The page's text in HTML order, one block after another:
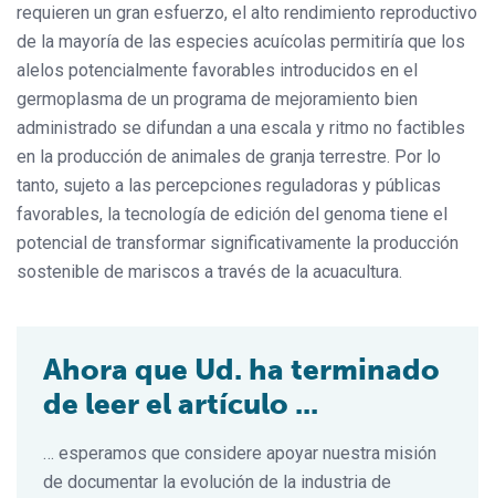
requieren un gran esfuerzo, el alto rendimiento reproductivo
de la mayoría de las especies acuícolas permitiría que los
alelos potencialmente favorables introducidos en el
germoplasma de un programa de mejoramiento bien
administrado se difundan a una escala y ritmo no factibles
en la producción de animales de granja terrestre. Por lo
tanto, sujeto a las percepciones reguladoras y públicas
favorables, la tecnología de edición del genoma tiene el
potencial de transformar significativamente la producción
sostenible de mariscos a través de la acuacultura.
Ahora que Ud. ha terminado
de leer el artículo ...
… esperamos que considere apoyar nuestra misión
de documentar la evolución de la industria de